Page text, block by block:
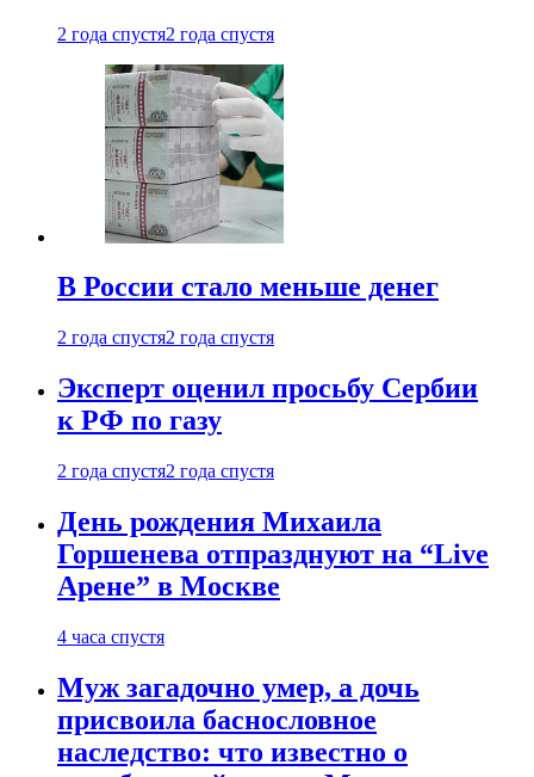
2 года спустя2 года спустя
В России стало меньше денег
2 года спустя2 года спустя
Эксперт оценил просьбу Сербии
к РФ по газу
2 года спустя2 года спустя
День рождения Михаила
Горшенева отпразднуют на “Live
Арене” в Москве
4 часа спустя
Муж загадочно умер, а дочь
присвоила баснословное
наследство: что известно о